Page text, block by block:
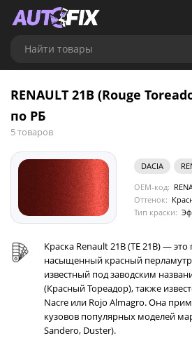
Найти товары
RENAULT 21B (Rouge
по РБ
5 товаров
DACIA
OEM-код:
Оттенок:
Тип краски:
Краска Renault 21B (TE 21B) —
насыщенный красный
известный под заводским
(Красный Тореадор), также
Nacre или Rojo Almagro. Она
кузовов популярных моделей
Sandero, Duster).